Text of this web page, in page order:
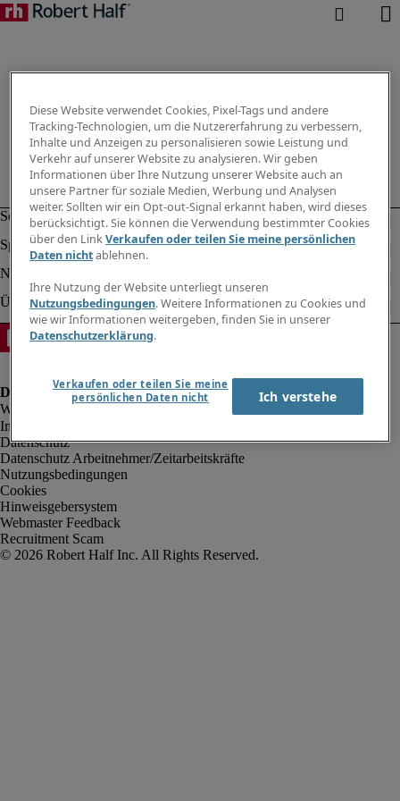
Impressum
Datenschutz
Datenschutz Arbeitnehmer/Zeitarbeitskräfte
Nutzungsbedingungen
Cookies
Hinweisgebersystem
Webmaster Feedback
Recruitment Scam
Diese Website verwendet Cookies, Pixel-Tags und andere
Tracking-Technologien, um die Nutzererfahrung zu verbessern,
Inhalte und Anzeigen zu personalisieren sowie Leistung und
Verkehr auf unserer Website zu analysieren. Wir geben
Informationen über Ihre Nutzung unserer Website auch an
unsere Partner für soziale Medien, Werbung und Analysen
weiter. Sollten wir ein Opt-out-Signal erkannt haben, wird dieses
berücksichtigt. Sie können die Verwendung bestimmter Cookies
über den LinkVerkaufen oder teilen Sie meine persönlichen
Daten nichtablehnen.
Ihre Nutzung der Website unterliegt unseren
Nutzungsbedingungen. Weitere Informationen zu Cookies und
wie wir Informationen weitergeben, finden Sie in unserer
Datenschutzerklärung.
Verkaufen oder teilen Sie meine
persönlichen Daten nicht
Ich verstehe